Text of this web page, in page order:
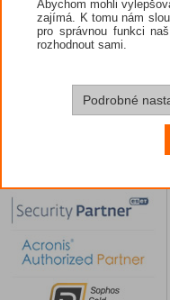
Abychom mohli
zajímá. K tomu nám
pro správnou funkci
rozhodnout sami.
Podrobné